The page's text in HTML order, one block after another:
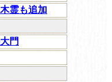
霊も追加
門